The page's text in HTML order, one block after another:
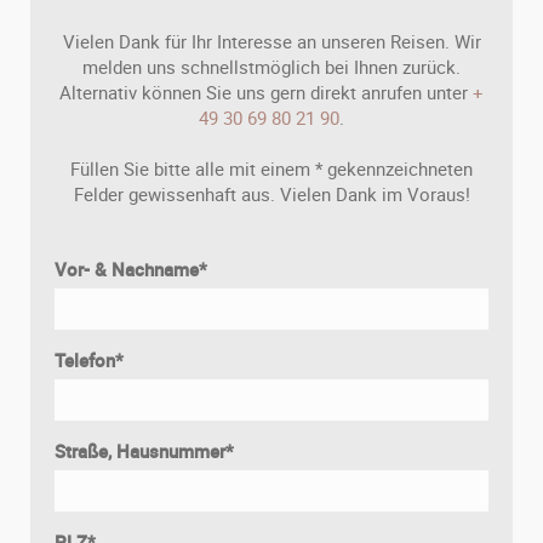
Vielen Dank für Ihr Interesse an unseren Reisen. Wir
melden uns schnellstmöglich bei Ihnen zurück.
Alternativ können Sie uns gern direkt anrufen unter +
49 30 69 80 21 90.
Füllen Sie bitte alle mit einem * gekennzeichneten
Felder gewissenhaft aus. Vielen Dank im Voraus!
Vor- & Nachname*
Telefon*
Straße, Hausnummer*